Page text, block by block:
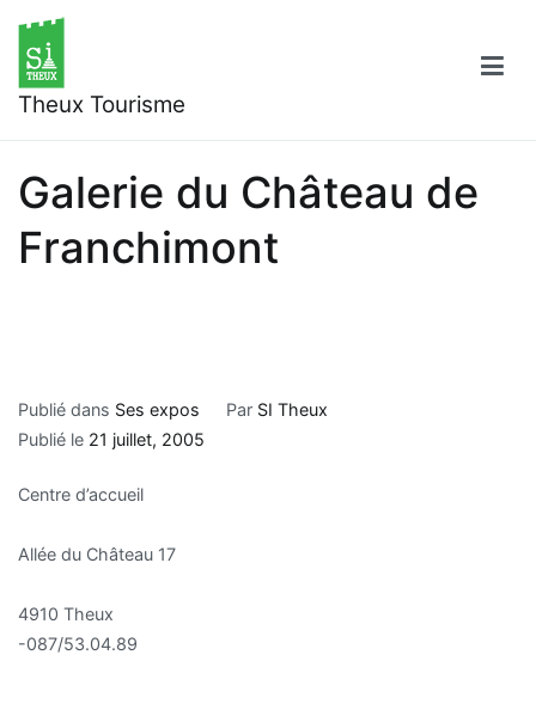
contenu
Theux Tourisme
Galerie du Château de
Franchimont
Publié dans Ses expos Par SI Theux
Publié le 21 juillet, 2005
Centre d’accueil
Allée du Château 17
4910 Theux
-087/53.04.89